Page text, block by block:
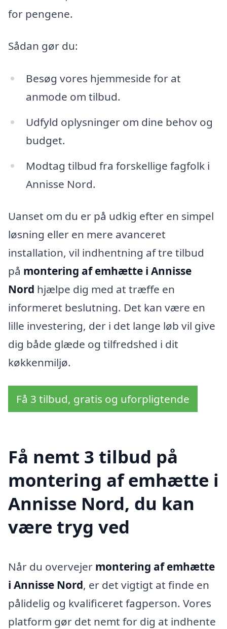
for pengene.
Sådan gør du:
Besøg vores hjemmeside for at
anmode om tilbud.
Udfyld oplysninger om dine behov og
budget.
Modtag tilbud fra forskellige fagfolk i
Annisse Nord.
Uanset om du er på udkig efter en simpel
løsning eller en mere avanceret
installation, vil indhentning af tre tilbud
på montering af emhætte i Annisse
Nord hjælpe dig med at træffe en
informeret beslutning. Det kan være en
lille investering, der i det lange løb vil give
dig både glæde og tilfredshed i dit
køkkenmiljø.
Få 3 tilbud, gratis og uforpligtende
Få nemt 3 tilbud på
montering af emhætte i
Annisse Nord, du kan
være tryg ved
Når du overvejer montering af emhætte
i Annisse Nord, er det vigtigt at finde en
pålidelig og kvalificeret fagperson. Vores
platform gør det nemt for dig at indhente